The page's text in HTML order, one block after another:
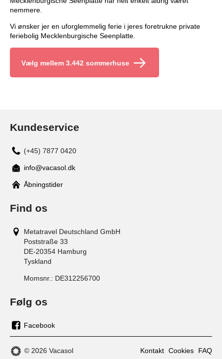
nemmere.
Vi ønsker jer en uforglemmelig ferie i jeres foretrukne private
feriebolig Mecklenburgische Seenplatte.
Vælg mellem 3.442 sommerhuse
Kundeservice
(+45) 7877 0420
info@vacasol.dk
Åbningstider
Find os
Metatravel Deutschland GmbH
Poststraße 33
DE-20354 Hamburg
Tyskland
Momsnr.: DE312256700
Følg os
os
på
Facebook
© 2026 Vacasol Kontakt Cookies FAQ